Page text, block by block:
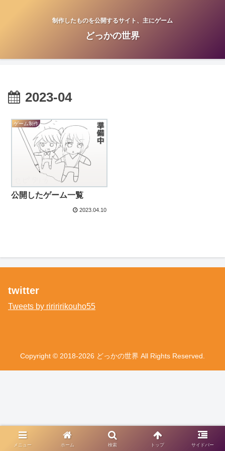
制作したものを公開するサイト、主にゲーム
どっかの世界
2023-04
ゲーム制作
公開したゲーム一覧
2023.04.10
twitter
Tweets by ririririkouho55
Copyright © 2018-2026 どっかの世界 All Rights Reserved.
メニュー ホーム 検索 トップ サイドバー